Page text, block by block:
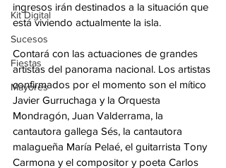
Kit Digital
Sucesos
Fiestas
Mayores
ingresos irán destinados a la situación que
está viviendo actualmente la isla.
Contará con las actuaciones de grandes
artistas del panorama nacional. Los artistas
confirmados por el momento son el mítico
Javier Gurruchaga y la Orquesta
Mondragón, Juan Valderrama, la
cantautora gallega Sés, la cantautora
malagueña María Pelaé, el guitarrista Tony
Carmona y el compositor y poeta Carlos